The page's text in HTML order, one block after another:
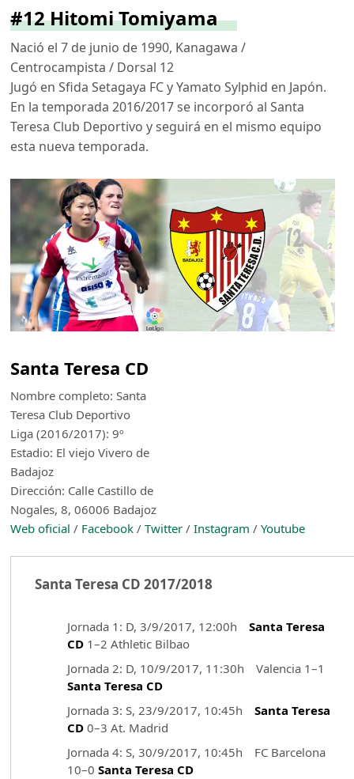
#12 Hitomi Tomiyama
Nació el 7 de junio de 1990, Kanagawa /
Centrocampista / Dorsal 12
Jugó en Sfida Setagaya FC y Yamato Sylphid en Japón.
En la temporada 2016/2017 se incorporó al Santa
Teresa Club Deportivo y seguirá en el mismo equipo
esta nueva temporada.
Santa Teresa CD
Nombre completo: Santa
Teresa Club Deportivo
Liga (2016/2017): 9º
Estadio: El viejo Vivero de
Badajoz
Dirección: Calle Castillo de
Nogales, 8, 06006 Badajoz
Web oficial / Facebook /Twitter /Instagram /Youtube
Santa Teresa CD 2017/2018
Jornada 1: D, 3/9/2017, 12:00h Santa Teresa
CD1–2 Athletic Bilbao
Jornada 2: D, 10/9/2017, 11:30h Valencia 1–1
Santa Teresa CD
Jornada 3: S, 23/9/2017, 10:45h Santa Teresa
CD0–3 At. Madrid
Jornada 4: S, 30/9/2017, 10:45h FC Barcelona
10–0 Santa Teresa CD